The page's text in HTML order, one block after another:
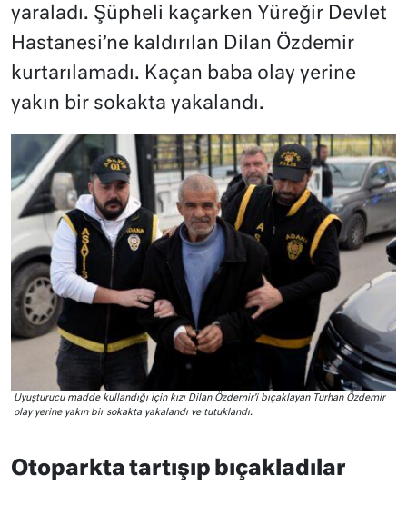
yaraladı. Şüpheli kaçarken Yüreğir Devlet
Hastanesi’ne kaldırılan Dilan Özdemir
kurtarılamadı. Kaçan baba olay yerine
yakın bir sokakta yakalandı.
Uyuşturucu madde kullandığı için kızı Dilan Özdemir’i bıçaklayan Turhan Özdemir
olay yerine yakın bir sokakta yakalandı ve tutuklandı.
Otoparkta tartışıp bıçakladılar